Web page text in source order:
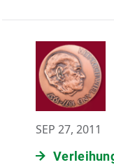
SEP 27, 2011